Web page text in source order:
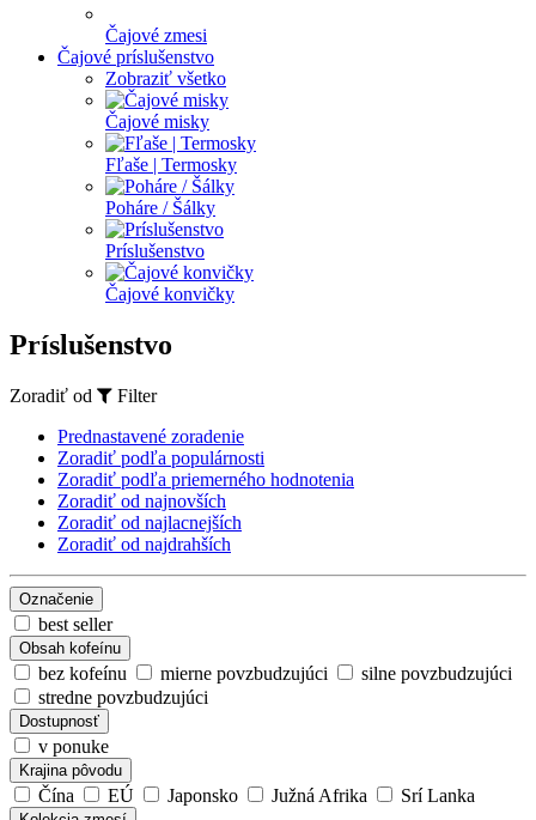
Čajové zmesi
Čajové príslušenstvo
Zobraziť všetko
Čajové misky
Fľaše | Termosky
Poháre / Šálky
Príslušenstvo
Čajové konvičky
Príslušenstvo
Zoradiť od
Filter
Prednastavené zoradenie
Zoradiť podľa populárnosti
Zoradiť podľa priemerného hodnotenia
Zoradiť od najnovších
Zoradiť od najlacnejších
Zoradiť od najdrahších
Označenie
best seller
Obsah kofeínu
bez kofeínu mierne povzbudzujúci
silne povzbudzujúci
stredne povzbudzujúci
Dostupnosť
v ponuke
Krajina pôvodu
Čína EÚ Japonsko Južná Afrika Srí Lanka